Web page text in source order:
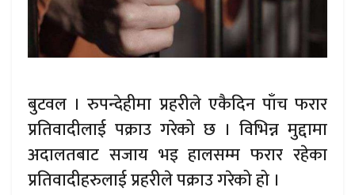
बुटवल । रुपन्देहीमा प्रहरीले एकैदिन पाँच फरार
प्रतिवादीलाई पक्राउ गरेको छ । विभिन्न मुद्दामा
अदालतबाट सजाय भइ हालसम्म फरार रहेका
प्रतिवादीहरुलाई प्रहरीले पक्राउ गरेको हो ।